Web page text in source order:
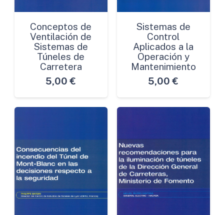
Conceptos de
Ventilación de
Sistemas de
Túneles de
Carretera
5,00 €
Sistemas de
Control
Aplicados a la
Operación y
Mantenimiento
5,00 €